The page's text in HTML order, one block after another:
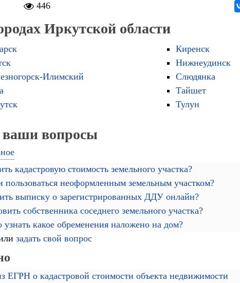
446
Иркутской области
Илимский
Киренск
Нижнеудинск
Слюдянка
Тайшет
Тулун
вопросы
кадастровую стоимость земельного участка?
пользоваться неоформленным земельным участком?
выписку о зарегистрированных ДДУ онлайн?
собственника соседнего земельного участка?
какое обременения наложено на дом?
задать свой вопрос
ЕГРН о кадастровой стоимости объекта недвижимости